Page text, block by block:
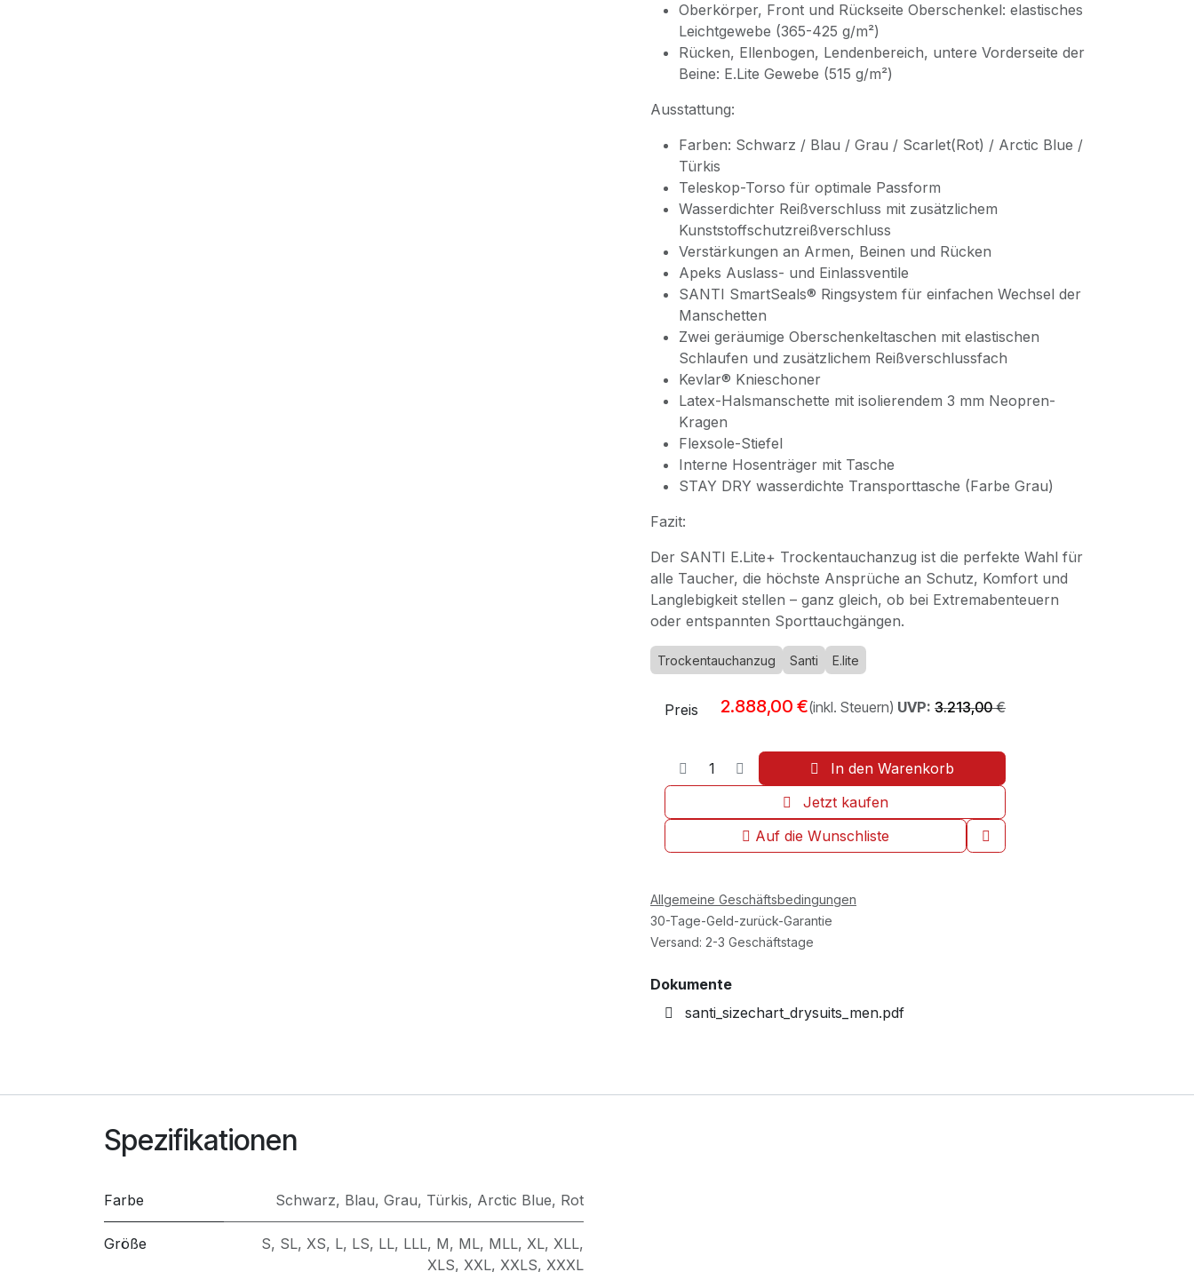
Oberkörper, Front und Rückseite Oberschenkel: elastisches
Leichtgewebe (365-425 g/m²)
Rücken, Ellenbogen, Lendenbereich, untere Vorderseite der
Beine: E.Lite Gewebe (515 g/m²)
Ausstattung:
Farben: Schwarz / Blau / Grau / Scarlet(Rot) / Arctic Blue /
Türkis
Teleskop-Torso für optimale Passform
Wasserdichter Reißverschluss mit zusätzlichem
Kunststoffschutzreißverschluss
Verstärkungen an Armen, Beinen und Rücken
Apeks Auslass- und Einlassventile
SANTI SmartSeals® Ringsystem für einfachen Wechsel der
Manschetten
Zwei geräumige Oberschenkeltaschen mit elastischen
Schlaufen und zusätzlichem Reißverschlussfach
Kevlar® Knieschoner
Latex-Halsmanschette mit isolierendem 3 mm Neopren-
Kragen
Flexsole-Stiefel
Interne Hosenträger mit Tasche
STAY DRY wasserdichte Transporttasche (Farbe Grau)
Fazit:
Der SANTI E.Lite+ Trockentauchanzug ist die perfekte Wahl für
alle Taucher, die höchste Ansprüche an Schutz, Komfort und
Langlebigkeit stellen – ganz gleich, ob bei Extremabenteuern
oder entspannten Sporttauchgängen.
Trockentauchanzug Santi E.lite
In den Warenkorb
Jetzt kaufen
Auf die Wunschliste
Preis 2.888,00 €(inkl. Steuern) UVP: 3.213,00€
Allgemeine Geschäftsbedingungen
30-Tage-Geld-zurück-Garantie
Versand: 2-3 Geschäftstage
Dokumente
santi_sizechart_drysuits_men.pdf
Spezifikationen
Farbe Schwarz, Blau, Grau, Türkis, Arctic Blue, Rot
Größe S, SL, XS, L, LS, LL, LLL, M, ML, MLL, XL, XLL,
XLS, XXL, XXLS, XXXL